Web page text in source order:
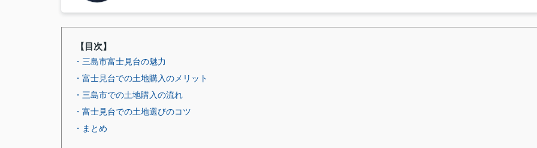
【目次】
・三島市富士見台の魅力
・富士見台での土地購入のメリット
・三島市での土地購入の流れ
・富士見台での土地選びのコツ
・まとめ